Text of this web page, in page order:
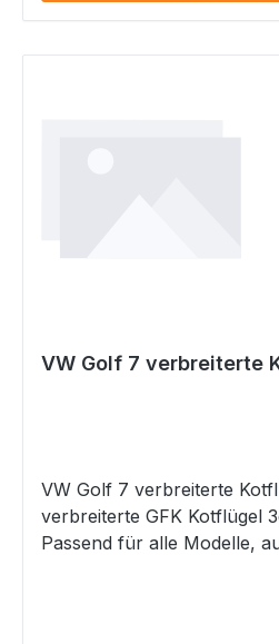
VW Golf 7 verbreiterte
VW Golf 7 verbreiterte
verbreiterte GFK Kotflügel
Passend für alle Modelle,